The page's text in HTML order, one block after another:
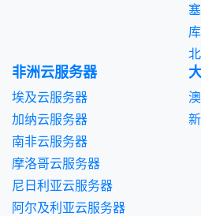
非洲云服务器
埃及云服务器
加纳云服务器
南非云服务器
摩洛哥云服务器
尼日利亚云服务器
阿尔及利亚云服务器